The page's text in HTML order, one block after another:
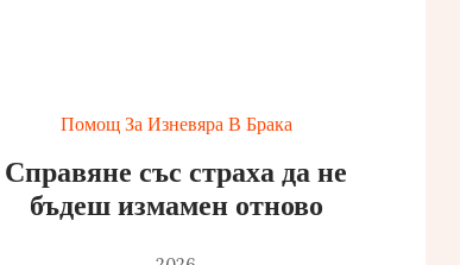
Помощ За Изневяра В Брака
Справяне със страха да не
бъдеш измамен отново